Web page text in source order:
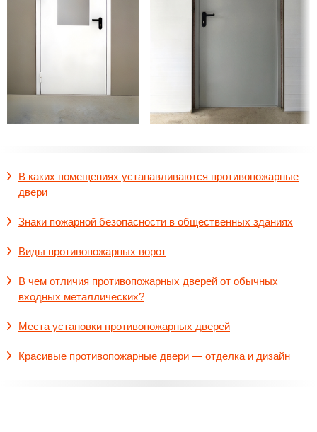
В каких помещениях устанавливаются противопожарные
двери
Знаки пожарной безопасности в общественных зданиях
Виды противопожарных ворот
В чем отличия противопожарных дверей от обычных
входных металлических?
Места установки противопожарных дверей
Красивые противопожарные двери — отделка и дизайн